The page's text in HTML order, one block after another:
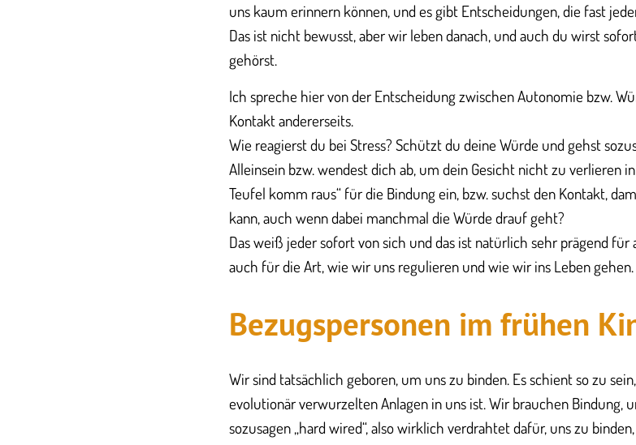
uns kaum erinnern können, und es gibt Entscheidungen, die fast
Das ist nicht bewusst, aber wir leben danach, und auch du wirst
gehörst.
Ich spreche hier von der Entscheidung zwischen Autonomie bzw.
Kontakt andererseits.
Wie reagierst du bei Stress? Schützt du deine Würde und gehst
Alleinsein bzw. wendest dich ab, um dein Gesicht nicht zu verlieren
Teufel komm raus“ für die Bindung ein, bzw. suchst den Kontakt,
kann, auch wenn dabei manchmal die Würde drauf geht?
Das weiß jeder sofort von sich und das ist natürlich sehr prägend
auch für die Art, wie wir uns regulieren und wie wir ins Leben gehen.
Bezugspersonen im frühen
Wir sind tatsächlich geboren, um uns zu binden. Es schient so zu
evolutionär verwurzelten Anlagen in uns ist. Wir brauchen Bindung,
sozusagen „hard wired“, also wirklich verdrahtet dafür, uns zu